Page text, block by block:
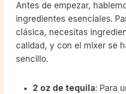
Antes de empezar,
ingredientes esenciales.
clásica, necesitas
calidad, y con el mixer se
sencillo.
2 oz de tequila: Para